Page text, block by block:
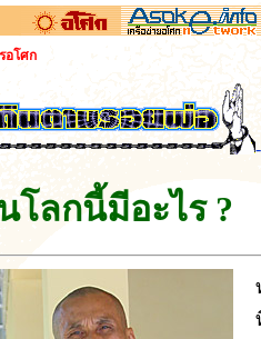
อโศก
โลกนี้มีอะไร ?